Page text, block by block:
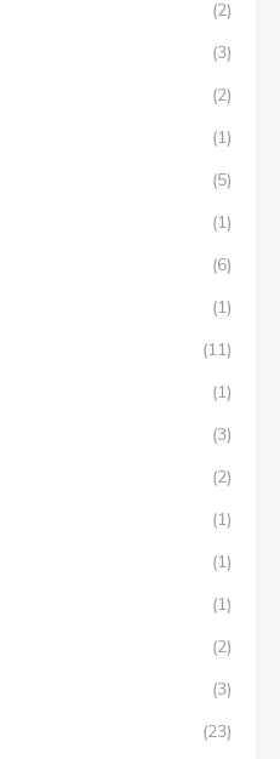
(2)
(3)
(2)
(1)
(5)
(1)
(6)
(1)
(11)
(1)
(3)
(2)
(1)
(1)
(1)
(2)
(3)
(23)